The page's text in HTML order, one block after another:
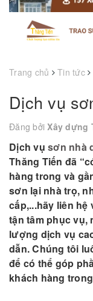
Trang chủ Tin tức
Dịch vụ
Đăng bởiXây dựng
Dịch vụ sơn nhà
Thăng Tiến đã
hàng trong và
sơn lại nhà trọ,
cấp,...hãy liên
tận tâm phục vụ,
lượng dịch vụ
dẫn. Chúng tôi
để có thể góp
khách hàng